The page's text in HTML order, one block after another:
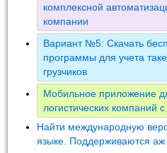
комплексной
компании
Вариант №5: Скачать
программы для учета
грузчиков
Мобильное приложение
логистических компаний
Найти международную
языке. Поддерживаются аж